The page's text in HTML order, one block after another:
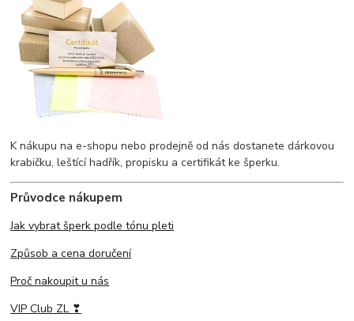
K nákupu na e-shopu nebo prodejně od nás dostanete dárkovou
krabičku, leštící hadřík, propisku a certifikát ke šperku.
Průvodce nákupem
Jak vybrat šperk podle tónu pleti
Způsob a cena doručení
Proč nakoupit u nás
VIP Club ZL ❣